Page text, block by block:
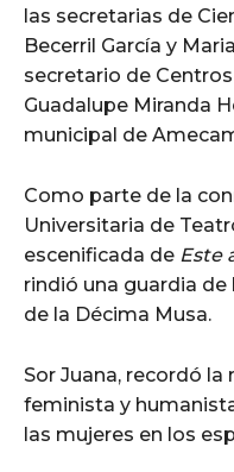
las secretarias de
Becerril García y
secretario de
Guadalupe Miranda
municipal de
Como parte de la
Universitaria de
escenificada de Este
rindió una guardia
de la Décima Musa.
Sor Juana, recordó la
feminista y
las mujeres en los